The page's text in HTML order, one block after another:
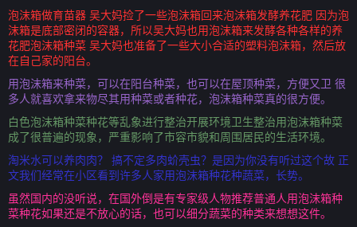
泡沫箱做育苗器 吴大妈捡了一些泡沫箱回来泡沫箱发酵养花肥 因为泡
沫箱是底部密闭的容器，所以吴大妈也用泡沫箱来发酵各种各样的养
花肥泡沫箱种菜 吴大妈也准备了一些大小合适的塑料泡沫箱，然后放
在自己家的阳台。
用泡沫箱来种菜，可以在阳台种菜，也可以在屋顶种菜，方便又卫 很
多人就喜欢拿来物尽其用种菜或者种花，泡沫箱种菜真的很方便。
白色泡沫箱种菜种花等乱象进行整治开展环境卫生整治用泡沫箱种菜
成了很普遍的现象，严重影响了市容市貌和周围居民的生活环境。
淘米水可以养肉肉？ 搞不定多肉蚧壳虫？是因为你没有听过这个故 正
文我们经常在小区看到许多人家用泡沫箱种花种蔬菜，长势。
虽然国内的没听说，在国外倒是有专家级人物推荐普通人用泡沫箱种
菜种花如果还是不放心的话，也可以细分蔬菜的种类来想想这件。